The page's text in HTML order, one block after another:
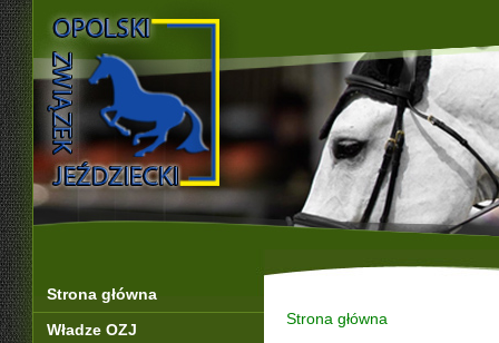
Strona główna
Władze OZJ
Strona główna